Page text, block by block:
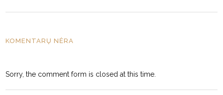
KOMENTARŲ NĖRA
Sorry, the comment form is closed at this time.